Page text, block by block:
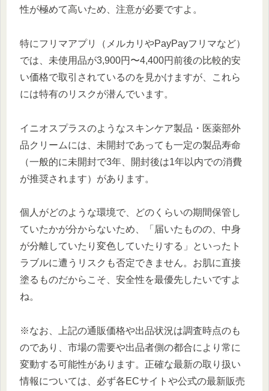
性が極めて高いため、注意が必要ですよ。
特にフリマアプリ（メルカリやPayPayフリマなど）
では、未使用品が3,900円〜4,400円前後の比較的安
い価格で取引されているのを見かけますが、これら
には特有のリスクが潜んでいます。
イニオスプラスのようなスキンケア製品・医薬部外
品クリームには、未開封であっても一定の製品寿命
（一般的に未開封で3年、開封後は1年以内での消費
が推奨されます）があります。
個人がどのような環境で、どのくらいの期間保管し
ていたかが分からないため、「届いたものの、中身
が分離していたり変色していたりする」といったト
ラブルに遭うリスクも否定できません。お肌に直接
塗るものだからこそ、安全性を最優先したいですよ
ね。
※なお、上記の通販価格や出品状況は調査時点のも
のであり、市場の需要や出品者側の都合により常に
変動する可能性があります。正確な最新の取り扱い
情報については、必ず各ECサイトや公式の最新販売